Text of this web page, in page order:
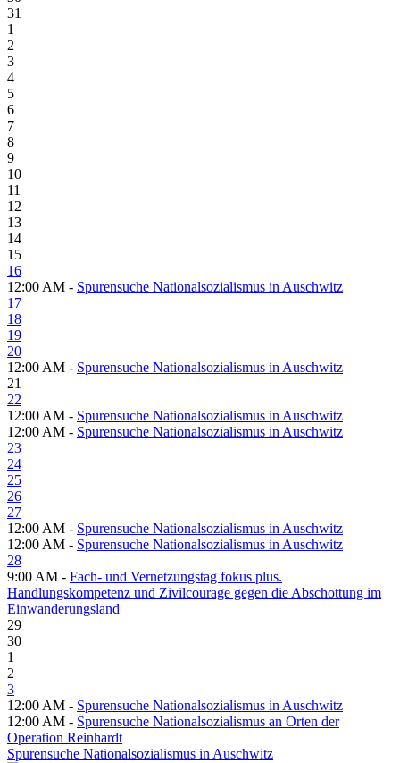
31
1
2
3
4
5
6
7
8
9
10
11
12
13
14
15
16
12:00 AM - Spurensuche Nationalsozialismus in Auschwitz
17
18
19
20
12:00 AM - Spurensuche Nationalsozialismus in Auschwitz
21
22
12:00 AM - Spurensuche Nationalsozialismus in Auschwitz
12:00 AM - Spurensuche Nationalsozialismus in Auschwitz
23
24
25
26
27
12:00 AM - Spurensuche Nationalsozialismus in Auschwitz
12:00 AM - Spurensuche Nationalsozialismus in Auschwitz
28
9:00 AM - Fach- und Vernetzungstag fokus plus.
Handlungskompetenz und Zivilcourage gegen die Abschottung im
Einwanderungsland
29
30
1
2
3
12:00 AM - Spurensuche Nationalsozialismus in Auschwitz
12:00 AM - Spurensuche Nationalsozialismus an Orten der
Operation Reinhardt
Spurensuche Nationalsozialismus in Auschwitz